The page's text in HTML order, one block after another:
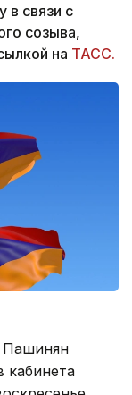
в связи с
созыва,
на ТАСС.
Пашинян
кабинета